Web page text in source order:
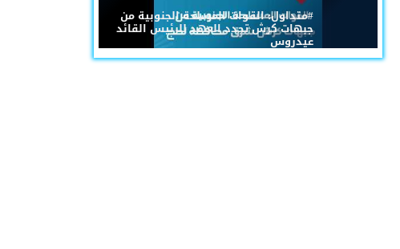
#متداول: القوات المسلحة الجنوبية من
جبهات كرش تجدد العهد للرئيس القائد
عيدروس